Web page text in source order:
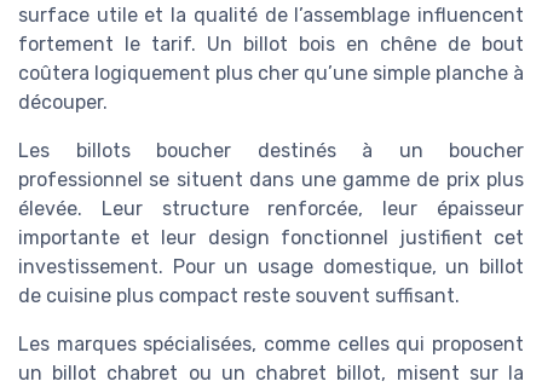
surface utile et la qualité de l’assemblage influencent
fortement le tarif. Un billot bois en chêne de bout
coûtera logiquement plus cher qu’une simple planche à
découper.
Les billots boucher destinés à un boucher
professionnel se situent dans une gamme de prix plus
élevée. Leur structure renforcée, leur épaisseur
importante et leur design fonctionnel justifient cet
investissement. Pour un usage domestique, un billot
de cuisine plus compact reste souvent suffisant.
Les marques spécialisées, comme celles qui proposent
un billot chabret ou un chabret billot, misent sur la